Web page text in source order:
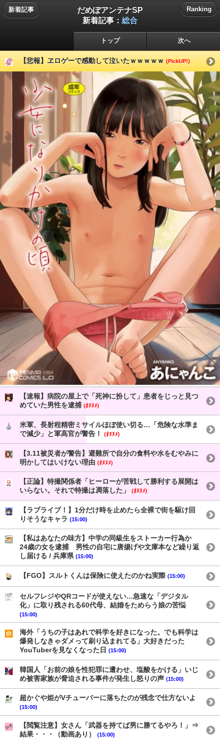
新着記事
だめぽアンテナSP
新着記事： 総合
Ranking
トップ 次へ
【悲報】ヱロゲーで感動して泣いたｗｗｗｗｗ (PickUP!)
【速報】病院の屋上で「死神に扮して」患者をじっと見つ
めていた男性を逮捕 (ｵﾇﾇﾒ)
米軍、長射程精密ミサイルほぼ使い切る…「危険な水準ま
で減少」と軍高官が警告！
(ｵﾇﾇﾒ)
【3.11被災者が警告】避難所で自分の食料や水をむやみに
明かしてはいけない理由 (ｵﾇﾇﾒ)
【正論】特撮関係者「ヒーローが苦戦して勝利する展開は
いらない。それで特撮は凋落した」
(ｵﾇﾇﾒ)
【ラブライブ！】1分だけ時を止めたら全裸で街を駆け回
りそうなキャラ (15:00)
【私はあなたの味方】中学の同級生をストーカー行為か
24歳の女を逮捕 男性の自宅に唐揚げや文庫本など繰り返
し届ける / 兵庫県 (15:00)
【FGO】スルトくんは保険に使えたのかね実際 (15:00)
セルフレジやQRコードが使えない…急速な「デジタル
化」に取り残される60代母、結婚をためらう娘の苦悩
(15:00)
海外「うちの子はあれで科学を好きになった。でも科学は
爆発しなきゃダメって刷り込まれてる」大好きだった
YouTuberを見なくなった日 (15:00)
韓国人「お前の娘を性犯罪に遭わせ、塩酸をかける」いじ
め被害家族が脅迫される事件が発生し怒りの声 (15:00)
超かぐや姫がVチューバーに落ちたのが残念で仕方ないよ
(15:00)
【閲覧注意】女さん「武器を持てば男に勝てるやろ！」⇒
結果・・・（動画あり）
(15:00)